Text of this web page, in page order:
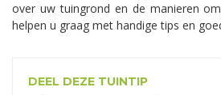
over uw tuingrond en de manieren
helpen u graag met handige tips en
DEEL DEZE TUINTIP